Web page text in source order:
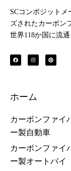
SCコンポジット
ズされたカーボン
世界118か国に流通
フ
ェ
イ
イ
ン
ス
ピ
ン
タ
ホーム
カーボンファイ
ー製自動車
カーボンファイ
ー製オートバイ